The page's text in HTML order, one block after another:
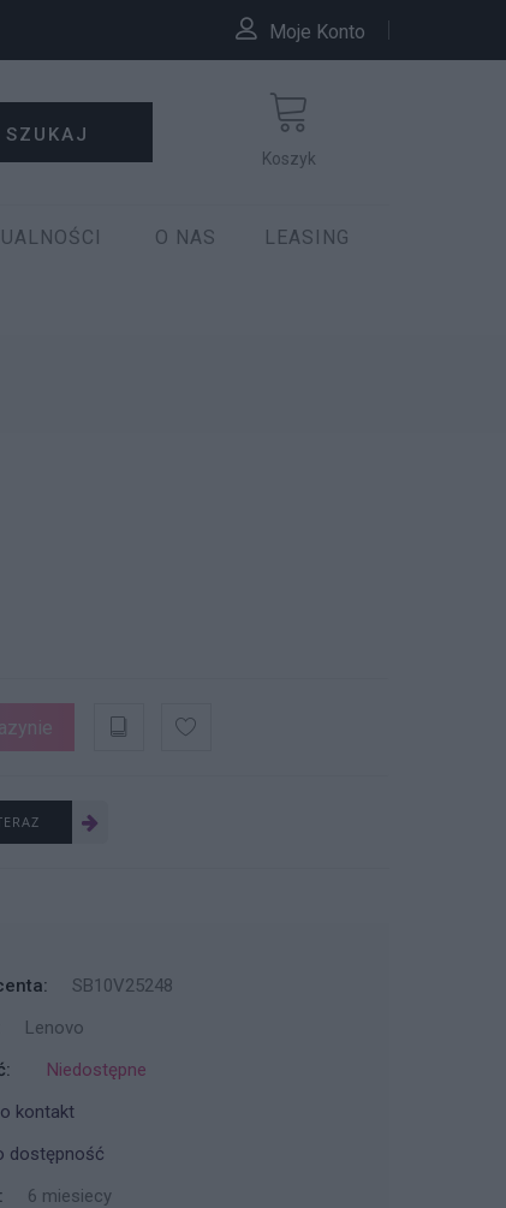
Moje Konto
SZUKAJ
Koszyk
O NAS LEASING
SB10V25248
Lenovo
Niedostępne
kontakt
dostępność
6 miesiecy